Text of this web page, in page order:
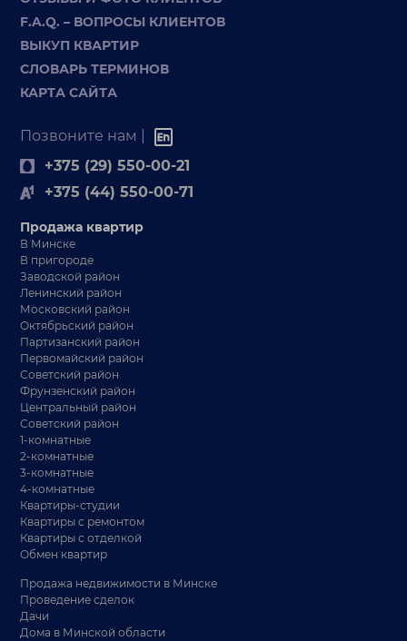
F.A.Q. – ВОПРОСЫ КЛИЕНТОВ
ВЫКУП КВАРТИР
СЛОВАРЬ ТЕРМИНОВ
КАРТА САЙТА
Позвоните нам |
+375 (29) 550-00-21
+375 (44) 550-00-71
Продажа квартир
В Минске
В пригороде
Заводской район
Ленинский район
Московский район
Октябрьский район
Партизанский район
Первомайский район
Советский район
Фрунзенский район
Центральный район
Советский район
1-комнатные
2-комнатные
3-комнатные
4-комнатные
Квартиры-студии
Квартиры с ремонтом
Квартиры с отделкой
Обмен квартир
Продажа недвижимости в Минске
Проведение сделок
Дачи
Дома в Минской области